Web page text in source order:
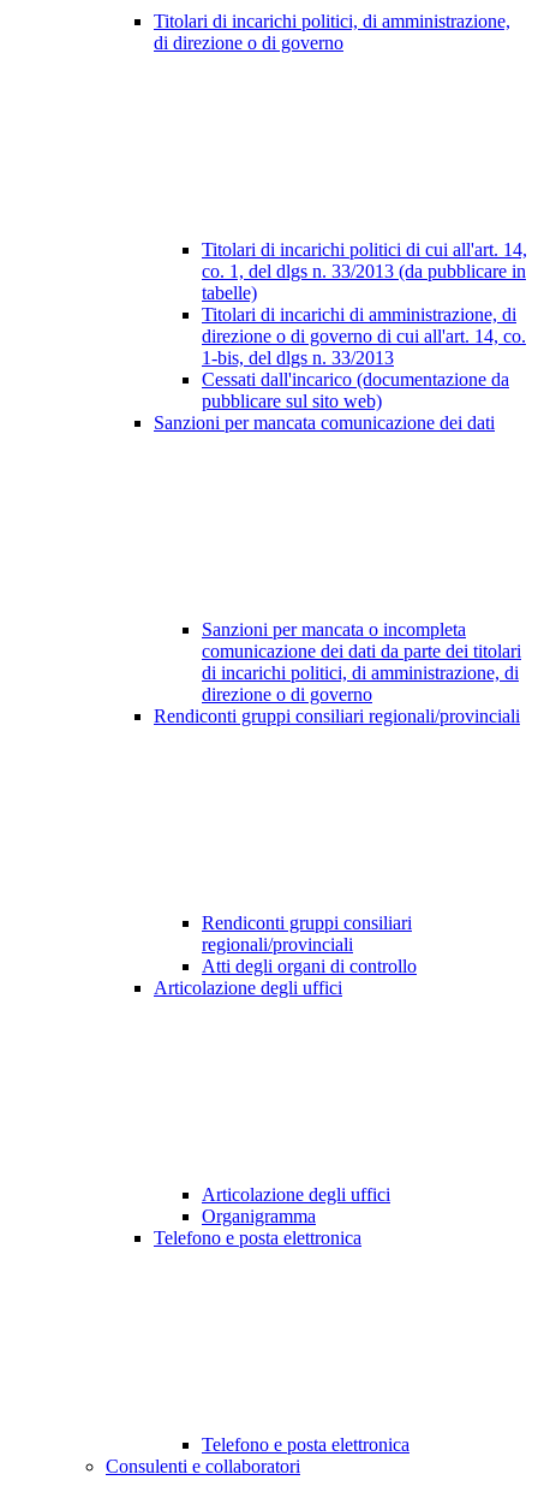
Titolari di incarichi politici, di amministrazione,
di direzione o di governo
Titolari di incarichi politici di cui all'art. 14,
co. 1, del dlgs n. 33/2013 (da pubblicare in
tabelle)
Titolari di incarichi di amministrazione, di
direzione o di governo di cui all'art. 14, co.
1-bis, del dlgs n. 33/2013
Cessati dall'incarico (documentazione da
pubblicare sul sito web)
Sanzioni per mancata comunicazione dei dati
Sanzioni per mancata o incompleta
comunicazione dei dati da parte dei titolari
di incarichi politici, di amministrazione, di
direzione o di governo
Rendiconti gruppi consiliari regionali/provinciali
Rendiconti gruppi consiliari
regionali/provinciali
Atti degli organi di controllo
Articolazione degli uffici
Articolazione degli uffici
Organigramma
Telefono e posta elettronica
Telefono e posta elettronica
Consulenti e collaboratori